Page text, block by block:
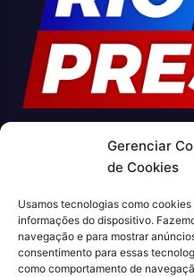
Gerenciar
de Cookies
Usamos tecnologias como
informações do dispositivo.
navegação e para mostrar
consentimento para essas
como comportamento de
O Jornal Rio Press é
impresso que cobre
jornal é uma fonte confiável
economia, cultura, entre
população carioca. Além